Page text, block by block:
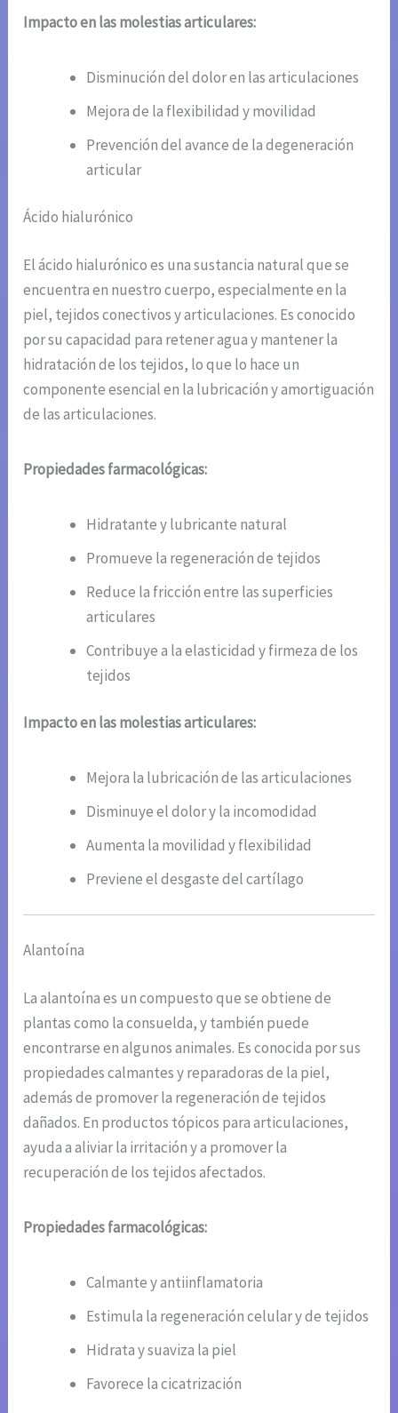
Impacto en las molestias articulares:
Disminución del dolor en las articulaciones
Mejora de la flexibilidad y movilidad
Prevención del avance de la degeneración
articular
Ácido hialurónico
El ácido hialurónico es una sustancia natural que se
encuentra en nuestro cuerpo, especialmente en la
piel, tejidos conectivos y articulaciones. Es conocido
por su capacidad para retener agua y mantener la
hidratación de los tejidos, lo que lo hace un
componente esencial en la lubricación y amortiguación
de las articulaciones.
Propiedades farmacológicas:
Hidratante y lubricante natural
Promueve la regeneración de tejidos
Reduce la fricción entre las superficies
articulares
Contribuye a la elasticidad y firmeza de los
tejidos
Impacto en las molestias articulares:
Mejora la lubricación de las articulaciones
Disminuye el dolor y la incomodidad
Aumenta la movilidad y flexibilidad
Previene el desgaste del cartílago
Alantoína
La alantoína es un compuesto que se obtiene de
plantas como la consuelda, y también puede
encontrarse en algunos animales. Es conocida por sus
propiedades calmantes y reparadoras de la piel,
además de promover la regeneración de tejidos
dañados. En productos tópicos para articulaciones,
ayuda a aliviar la irritación y a promover la
recuperación de los tejidos afectados.
Propiedades farmacológicas:
Calmante y antiinflamatoria
Estimula la regeneración celular y de tejidos
Hidrata y suaviza la piel
Favorece la cicatrización